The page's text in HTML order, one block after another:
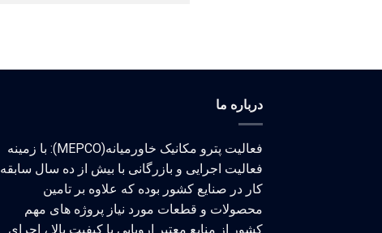
درباره ما
فعالیت پترو مکانیک خاورمیانه(MEPCO): با زمینه
فعالیت اجرایی و بازرگانی با بیش از ده سال سابقه
کار در صنایع کشور بوده که علاوه بر تامین
محصولات و قطعات مورد نیاز پروژه های مهم
کشور از منابع معتبر اروپایی با کیفیت بالا ، اجرای